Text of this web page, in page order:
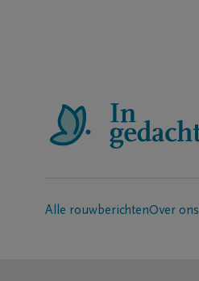
Alle rouwberichtenOver ons